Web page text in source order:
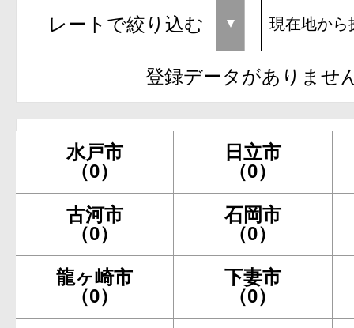
現在地から
登録データがありませ
水戸市
（0）
日立市
（0）
古河市
（0）
石岡市
（0）
龍ヶ崎市
（0）
下妻市
（0）